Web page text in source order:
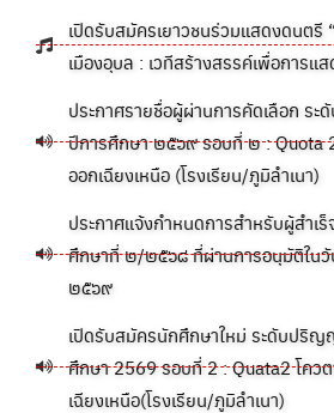
เปิดรับสมัครเยาวชนร่วมแสดงดนตรี
เมืองอุบล : เวทีสร้างสรรค์เพื่อการแ
ประกาศรายชื่อผู้ผ่านการคัดเลือก ร
ปีการศึกษา ๒๕๖๙ รอบที่ ๒ : Quota
ออกเฉียงเหนือ (โรงเรียน/ภูมิลำเนา)
ประกาศแจ้งกำหนดการสำหรับผู้สำเ
ศึกษาที่ ๒/๒๕๖๘ ที่ผ่านการอนุมัติใน
๒๕๖๙
เปิดรับสมัครนักศึกษาใหม่ ระดับปริ
ศึกษา 2569 รอบที่ 2 : Quata2 โคว
เฉียงเหนือ(โรงเรียน/ภูมิลำเนา)